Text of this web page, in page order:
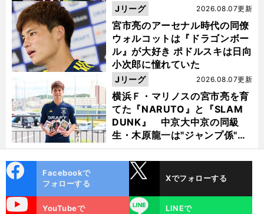
宮市亮のアーセナル時代の同僚
ウォルコットは『ドラゴンボー
ル』が大好き ポドルスキは日向
小次郎に憧れていた
2026.08.07更新
Jリーグ
横浜Ｆ・マリノスの宮市亮を育
てた『NARUTO』と『SLAM
DUNK』 中京大中京の同級
生・木原龍一は"ジャンプ係"だ
った
2026.08.07更新
Jリーグ
ok
Facebookで
フォローする
Xでフォローする
YouTubeで
LINE
LINEで